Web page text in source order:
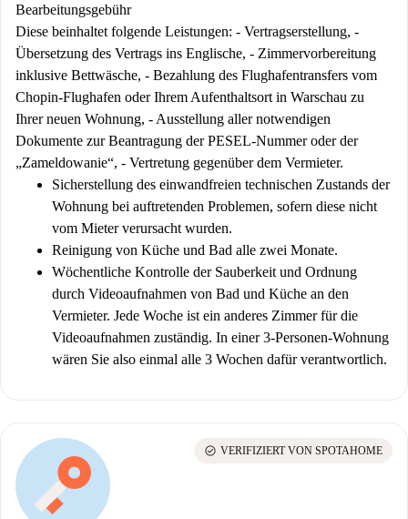
Bearbeitungsgebühr
Diese beinhaltet folgende Leistungen: - Vertragserstellung, -
Übersetzung des Vertrags ins Englische, - Zimmervorbereitung
inklusive Bettwäsche, - Bezahlung des Flughafentransfers vom
Chopin-Flughafen oder Ihrem Aufenthaltsort in Warschau zu
Ihrer neuen Wohnung, - Ausstellung aller notwendigen
Dokumente zur Beantragung der PESEL-Nummer oder der
„Zameldowanie“, - Vertretung gegenüber dem Vermieter.
Sicherstellung des einwandfreien technischen Zustands der
Wohnung bei auftretenden Problemen, sofern diese nicht
vom Mieter verursacht wurden.
Reinigung von Küche und Bad alle zwei Monate.
Wöchentliche Kontrolle der Sauberkeit und Ordnung
durch Videoaufnahmen von Bad und Küche an den
Vermieter. Jede Woche ist ein anderes Zimmer für die
Videoaufnahmen zuständig. In einer 3-Personen-Wohnung
wären Sie also einmal alle 3 Wochen dafür verantwortlich.
check_circle VERIFIZIERT VON SPOTAHOME